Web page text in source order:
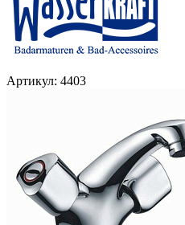
Артикул: 4403